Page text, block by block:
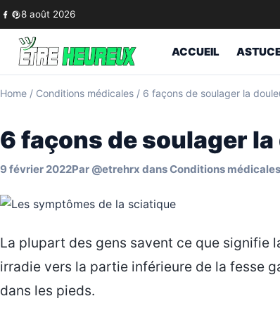
Skip to content
8 août 2026
ACCUEIL
Home / Conditions médicales / 6 façons de soulager la
6 façons de soulager
9 février 2022Par @etrehrx dansConditions médicales
La plupart des gens savent ce que signifie
irradie vers la partie inférieure de la fesse
dans les pieds.